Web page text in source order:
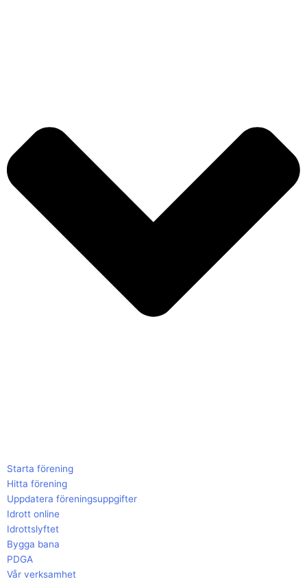
Starta förening
Hitta förening
Uppdatera föreningsuppgifter
Idrott online
Idrottslyftet
Bygga bana
PDGA
Vår verksamhet